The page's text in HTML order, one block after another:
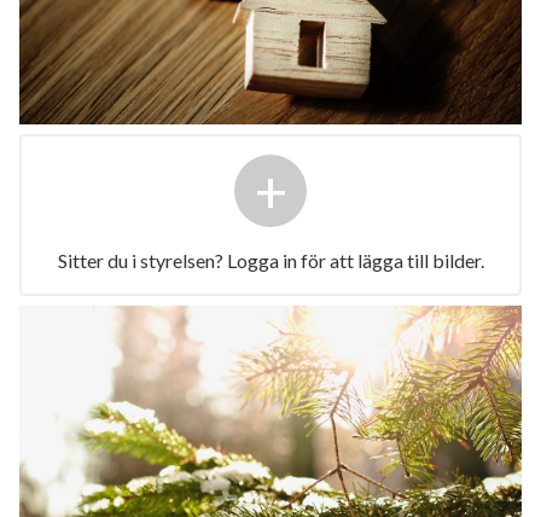
+
Sitter du i styrelsen? Logga in för att lägga till bilder.